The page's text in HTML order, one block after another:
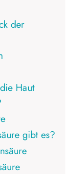
der
Haut
gibt es?